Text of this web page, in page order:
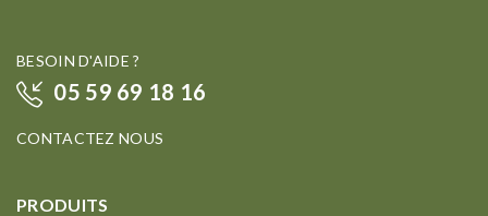
BESOIN D'AIDE ?
05 59 69 18 16
CONTACTEZ NOUS
PRODUITS